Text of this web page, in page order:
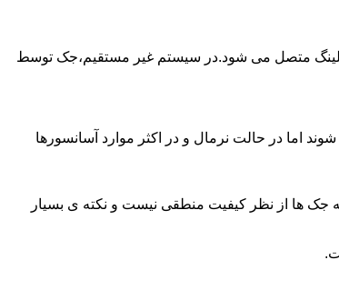
متصل می شود.در سیستم غیر مستقیم،جک توسط
اما در حالت نرمال و در اکثر موارد آسانسورها
جک ها از نظر کیفیت منطقی نیست و نکته ی بسیار